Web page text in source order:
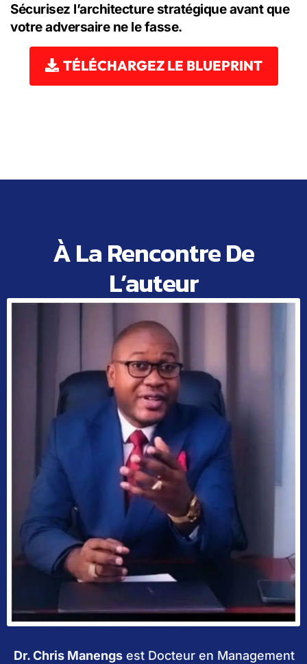
Sécurisez l’architecture stratégique avant que
votre adversaire ne le fasse.
TÉLÉCHARGEZ LE BLUEPRINT
À La Rencontre De
L’auteur
Dr. Chris Manengs est Docteur en Management